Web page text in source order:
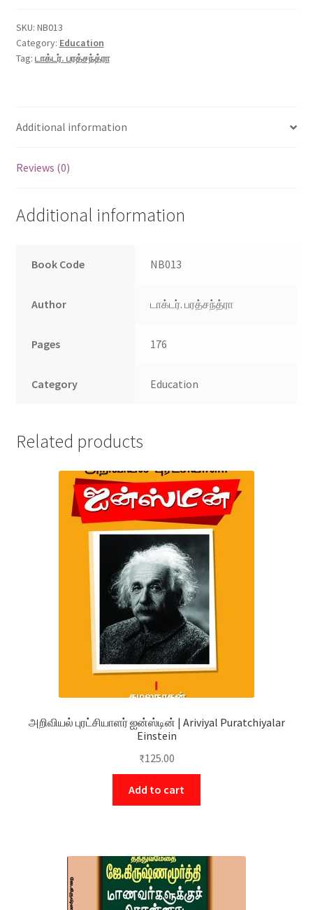
Ungalukagha
quantity
SKU: NB013
Category: Education
Tag: டாக்டர். பரத்சந்த்ரா
Additional information
Reviews (0)
Additional information
Book Code NB013
Author டாக்டர். பரத்சந்த்ரா
Pages 176
Category Education
Related products
அறிவியல் புரட்சியாளர் ஐன்ஸ்டின் | Ariviyal Puratchiyalar
Einstein
₹125.00
Add to cart